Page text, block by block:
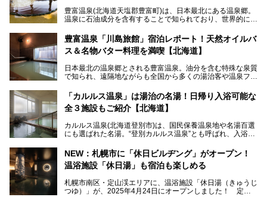
で、ぜひお試しください。※6月13日配布開始、なくなり次
第終了
───
提供元：株式会社バルクオム【PR】
この記事は株式会社バルクオム商品のPR記事です。
豊富温泉(北海道天塩郡豊富町)は、日本最北にある温泉郷。
温泉に石油成分を含有することで知られており、世界的にも
に特効があると言われ、遠隔地ながらも全国から湯治・療養
目的で多くの人々が訪れます。
地体験し、独自の視点で豊富温泉の“天然オイルバス”をレポ
ート。温泉地概要や日帰り入浴施設をはじめ、宿泊施設・ア
豊富温泉「川島旅館」宿泊レポート！天然オイルバ
ス＆名物バター料理を満喫【北海道】
日本最北の温泉郷とされる豊富温泉。油分を含む特殊な泉質
で知られ、遠隔地ながらも全国から多くの湯治客や温泉ファ
「川島旅館」は、豊富温泉の開湯当初から営業する老舗旅
館。とりわけ温泉の良さと名物のバター料理に定評があり、
の温泉や料理をはじめ、パブリックスペース・客室など宿の
全貌を徹底的にご紹介します！
「カルルス温泉」は湯治の名湯！日帰り入浴可能な
全３施設もご紹介【北海道】
カルルス温泉(北海道登別市)は、国民保養温泉地や名湯百選
にも選ばれた名湯。“登別カルルス温泉”とも呼ばれ、入浴剤
豊かな登別温泉とは対照的な存在で、今も湯治場的な要素が
残る閑静な温泉地です。
地体験し、カルルス温泉をご紹介。温泉地の概要や泉質解説
をはじめ、日帰り入浴可能な全３施設の紹介・周辺観光・ア
NEW：札幌市に「休日ビルヂング」がオープン！
温浴施設「休日湯」も宿泊も楽しめる
札幌市南区・定山渓エリアに、温浴施設「休日湯（きゅうじ
つゆ）」が、2025年4月24日にオープンしました！ 定山